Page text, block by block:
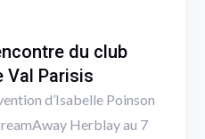
du club
Val Parisis
d’Isabelle Poinson
Herblay au 7